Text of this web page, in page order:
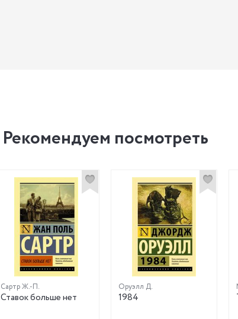
Рекомендуем посмотреть
Сартр Ж.-П.
Ставок больше нет
Оруэлл Д.
1984